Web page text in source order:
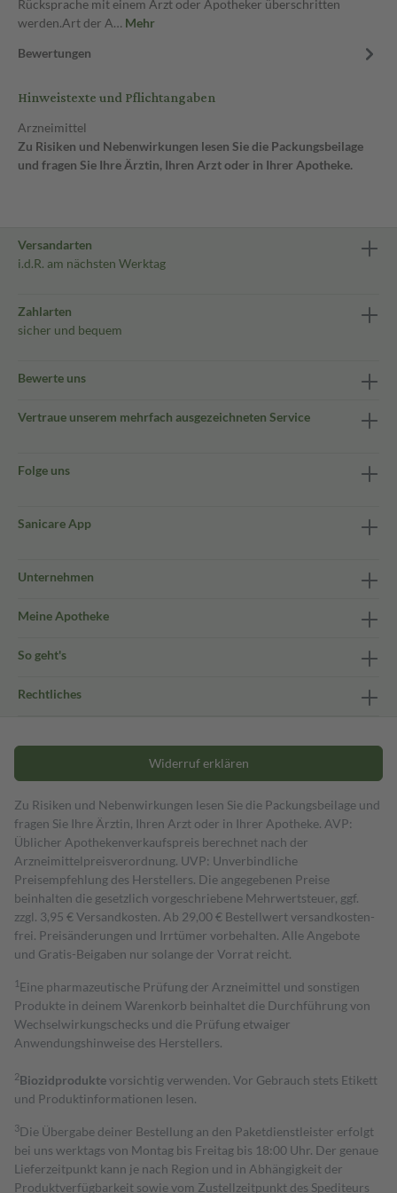
Rücksprache mit einem Arzt oder Apotheker überschritten
werden.Art der A… Mehr
Bewertungen
Hinweistexte und Pflichtangaben
Arzneimittel
Zu Risiken und Nebenwirkungen lesen Sie die Packungsbeilage
und fragen Sie Ihre Ärztin, Ihren Arzt oder in Ihrer Apotheke.
Versandarten
i.d.R. am nächsten Werktag
Zahlarten
sicher und bequem
Bewerte uns
Vertraue unserem mehrfach ausgezeichneten Service
Folge uns
Sanicare App
Unternehmen
Meine Apotheke
So geht's
Rechtliches
Widerruf erklären
Zu Risiken und Nebenwirkungen lesen Sie die Packungsbeilage und
fragen Sie Ihre Ärztin, Ihren Arzt oder in Ihrer Apotheke. AVP:
Üblicher Apothekenverkaufspreis berechnet nach der
Arzneimittelpreisverordnung. UVP: Unverbindliche
Preisempfehlung des Herstellers. Die angegebenen Preise
beinhalten die gesetzlich vorgeschriebene Mehrwertsteuer, ggf.
zzgl. 3,95 € Versandkosten. Ab 29,00 € Bestell­wert versand­kosten­
frei. Preisänderungen und Irrtümer vorbehalten. Alle Angebote
und Gratis-Beigaben nur solange der Vorrat reicht.
1 Eine pharmazeutische Prüfung der Arzneimittel und sonstigen
Produkte in deinem Warenkorb beinhaltet die Durchführung von
Wechselwirkungschecks und die Prüfung etwaiger
Anwendungshinweise des Herstellers.
2Biozidproduktevorsichtig verwenden. Vor Gebrauch stets Etikett
und Produktinformationen lesen.
3Die Übergabe deiner Bestellung an den Paketdienstleister erfolgt
bei uns werktags von Montag bis Freitag bis 18:00 Uhr. Der genaue
Lieferzeitpunkt kann je nach Region und in Abhängigkeit der
Produktverfügbarkeit sowie vom Zustellzeitpunkt des Spediteurs